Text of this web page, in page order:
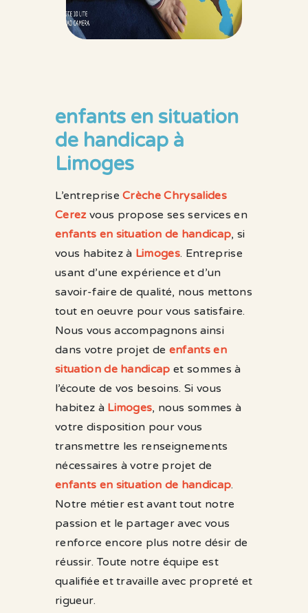
enfants en situation
de handicap à
Limoges
L’entrepriseCrèche Chrysalides
Cerezvous propose ses services en
enfants en situation de handicap, si
vous habitez à Limoges. Entreprise
usant d’une expérience et d’un
savoir-faire de qualité, nous mettons
tout en oeuvre pour vous satisfaire.
Nous vous accompagnons ainsi
dans votre projet de enfants en
situation de handicap et sommes à
l’écoute de vos besoins. Si vous
habitez à Limoges, nous sommes à
votre disposition pour vous
transmettre les renseignements
nécessaires à votre projet de
enfants en situation de handicap.
Notre métier est avant tout notre
passion et le partager avec vous
renforce encore plus notre désir de
réussir. Toute notre équipe est
qualifiée et travaille avec propreté et
rigueur.